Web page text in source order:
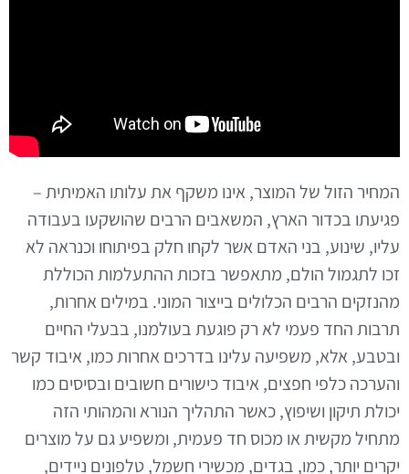
המחיר הזול של המוצר, אינו משקף את עלותו האמיתית –
פגיעתו בכדור הארץ, המשאבים הרבים שהושקעו בעבודה
עליו, שינוע, בני האדם אשר לקחו חלק בפיתוחו וכנראה לא
זכו לתגמול הולם, מתאפשר בזכות ההתעלמות הכוללת
מהנזקים הרבים הכלולים בייצור המוני. במילים אחרות,
תרבות החד פעמי לא רק פוגעת בעולמנו, בבעלי החיים
ובטבע, אלא, משפיעה עלינו בדרכים אחרות כמו, איבוד קשר
והערכה כלפי חפצים, איבוד כישורים חשובים ובסיסים כמו
יכולת תיקון ושיפוץ, כאשר התהליך הנורא והמהותי הזה
מתחיל מקשית או מכוס חד פעמית, ומשפיע גם על מוצרים
יקרים יותר, כמו, בגדים, מכשירי חשמל, טלפונים ניידים,